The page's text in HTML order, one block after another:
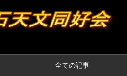
全ての記事